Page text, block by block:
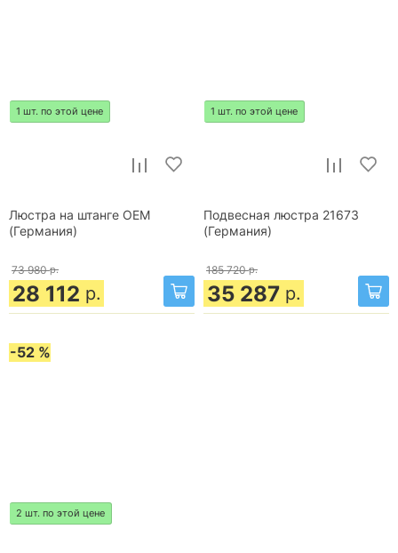
1 шт. по этой цене
Люстра на штанге OEM
(Германия)
73 980 р.
28 112 р.
1 шт. по этой цене
Подвесная люстра 21673
(Германия)
185 720 р.
35 287 р.
-52 %
2 шт. по этой цене